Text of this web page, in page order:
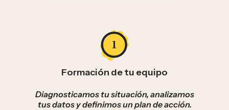
Formación de tu equipo
Diagnosticamos tu situación, analizamos
tus datos y definimos un plan de acción.